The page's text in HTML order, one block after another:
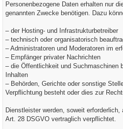
Personenbezogene Daten erhalten nur
genannten Zwecke benötigen. Dazu
– der Hosting- und Infrastrukturbetreiber
– technisch oder organisatorisch
– Administratoren und Moderatoren im
– Empfänger privater Nachrichten
– die Öffentlichkeit und Suchmaschinen
Inhalten
– Behörden, Gerichte oder sonstige
Verpflichtung besteht oder dies zur
Dienstleister werden, soweit
Art. 28 DSGVO vertraglich verpflichtet.